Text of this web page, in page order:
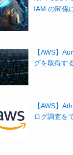
IAM の関係
【AWS】
グを取得す
【AWS】
ログ調査を